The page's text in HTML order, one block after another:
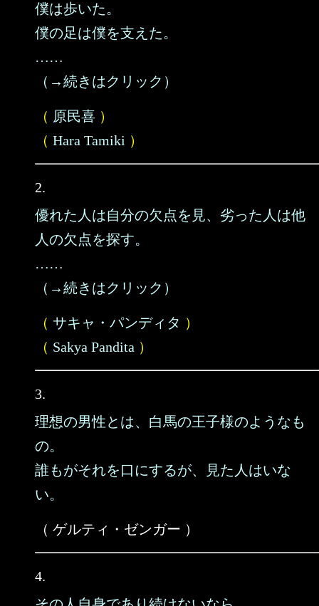
僕は歩いた。
僕の足は僕を支えた。
……
（→続きはクリック）
（ 原民喜 ）
（ Hara Tamiki ）
2.
優れた人は自分の欠点を見、劣った人は他
人の欠点を探す。
……
（→続きはクリック）
（ サキャ・パンディタ ）
（ Sakya Pandita ）
3.
理想の男性とは、白馬の王子様のようなも
の。
誰もがそれを口にするが、見た人はいな
い。
（ ゲルティ・ゼンガー ）
4.